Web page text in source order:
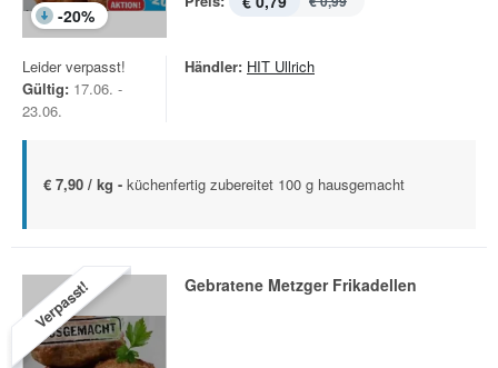
-20%
Leider verpasst!
Gültig: 17.06. -
23.06.
Händler: HIT Ullrich
€ 7,90 / kg - küchenfertig zubereitet 100 g hausgemacht
Verpasst! Gebratene Metzger Frikadellen